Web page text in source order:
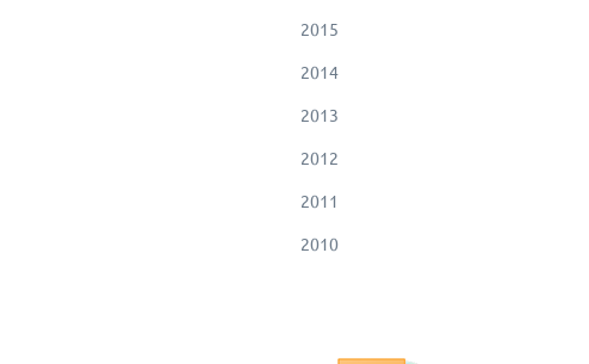
2015
2014
2013
2012
2011
2010